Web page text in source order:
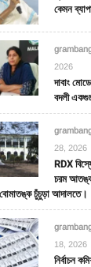
কেমন
2026
দাবাং
বদলী
28, 2026
RDX
চরম
বোমাতঙ্ক চুঁচুড়া আদালতে।
18, 2026
নির্বাচন